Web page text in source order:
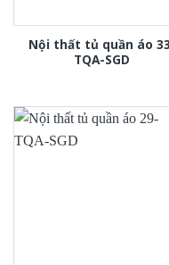
Nội thất tủ quần áo
TQA-SGD